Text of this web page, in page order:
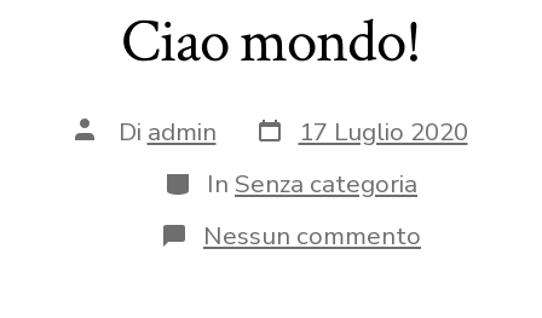
Ciao mondo!
Autore
articolo
Di admin Data
articolo
17 Luglio 2020
Categorie
In Senza categoria
Nessun commento
Ciao